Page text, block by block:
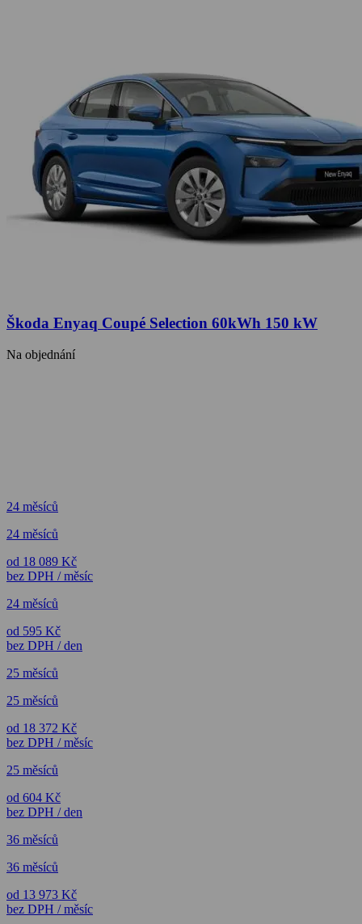
Škoda Enyaq Coupé Selection 60kWh 150 kW
Na objednání
24 měsíců
24 měsíců
od 18 089 Kč
bez DPH / měsíc
24 měsíců
od 595 Kč
bez DPH / den
25 měsíců
25 měsíců
od 18 372 Kč
bez DPH / měsíc
25 měsíců
od 604 Kč
bez DPH / den
36 měsíců
36 měsíců
od 13 973 Kč
bez DPH / měsíc